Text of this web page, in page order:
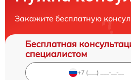
Закажите бесплатную
Бесплатная
специалистом